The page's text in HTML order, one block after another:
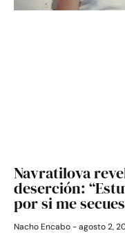
Navratilova
deserción:
por si me
Nacho Encabo agosto 2,